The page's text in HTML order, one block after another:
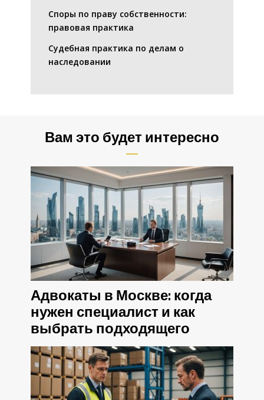
Споры по праву собственности:
правовая практика
Судебная практика по делам о
наследовании
Вам это будет интересно
Адвокаты в Москве: когда
нужен специалист и как
выбрать подходящего